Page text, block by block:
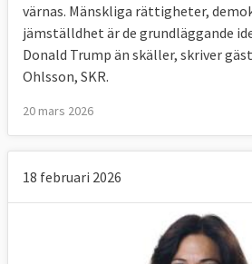
värnas. Mänskliga rättigheter,
jämställdhet är de grundläggande
Donald Trump än skäller, skriver
Ohlsson, SKR.
20 mars 2026
18 februari 2026